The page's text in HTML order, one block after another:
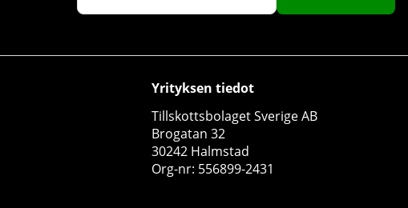
Yrityksen tiedot
Tillskottsbolaget Sverige AB
Brogatan 32
30242 Halmstad
Org-nr: 556899-2431